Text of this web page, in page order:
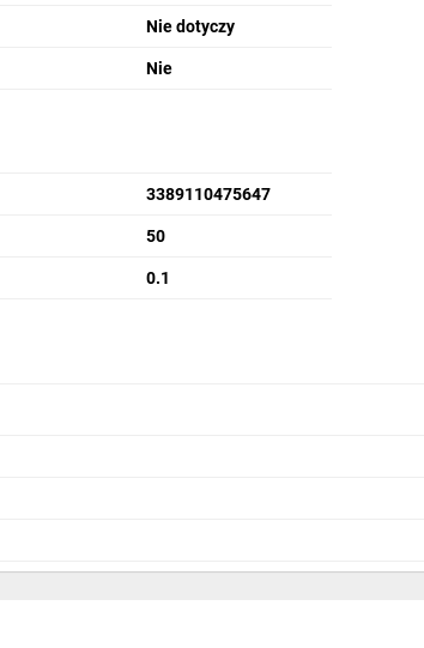
Nie dotyczy
Nie
3389110475647
50
0.1